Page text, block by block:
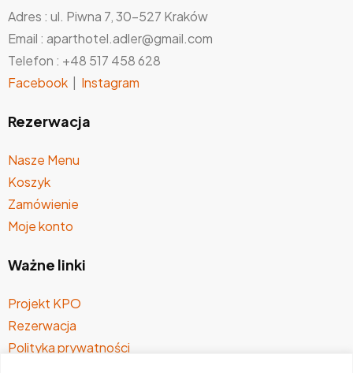
Adres : ul. Piwna 7, 30-527 Kraków
Email : aparthotel.adler@gmail.com
Telefon : +48 517 458 628
Facebook
Instagram
Rezerwacja
Nasze Menu
Koszyk
Zamówienie
Moje konto
Ważne linki
Projekt KPO
Rezerwacja
Polityka prywatności